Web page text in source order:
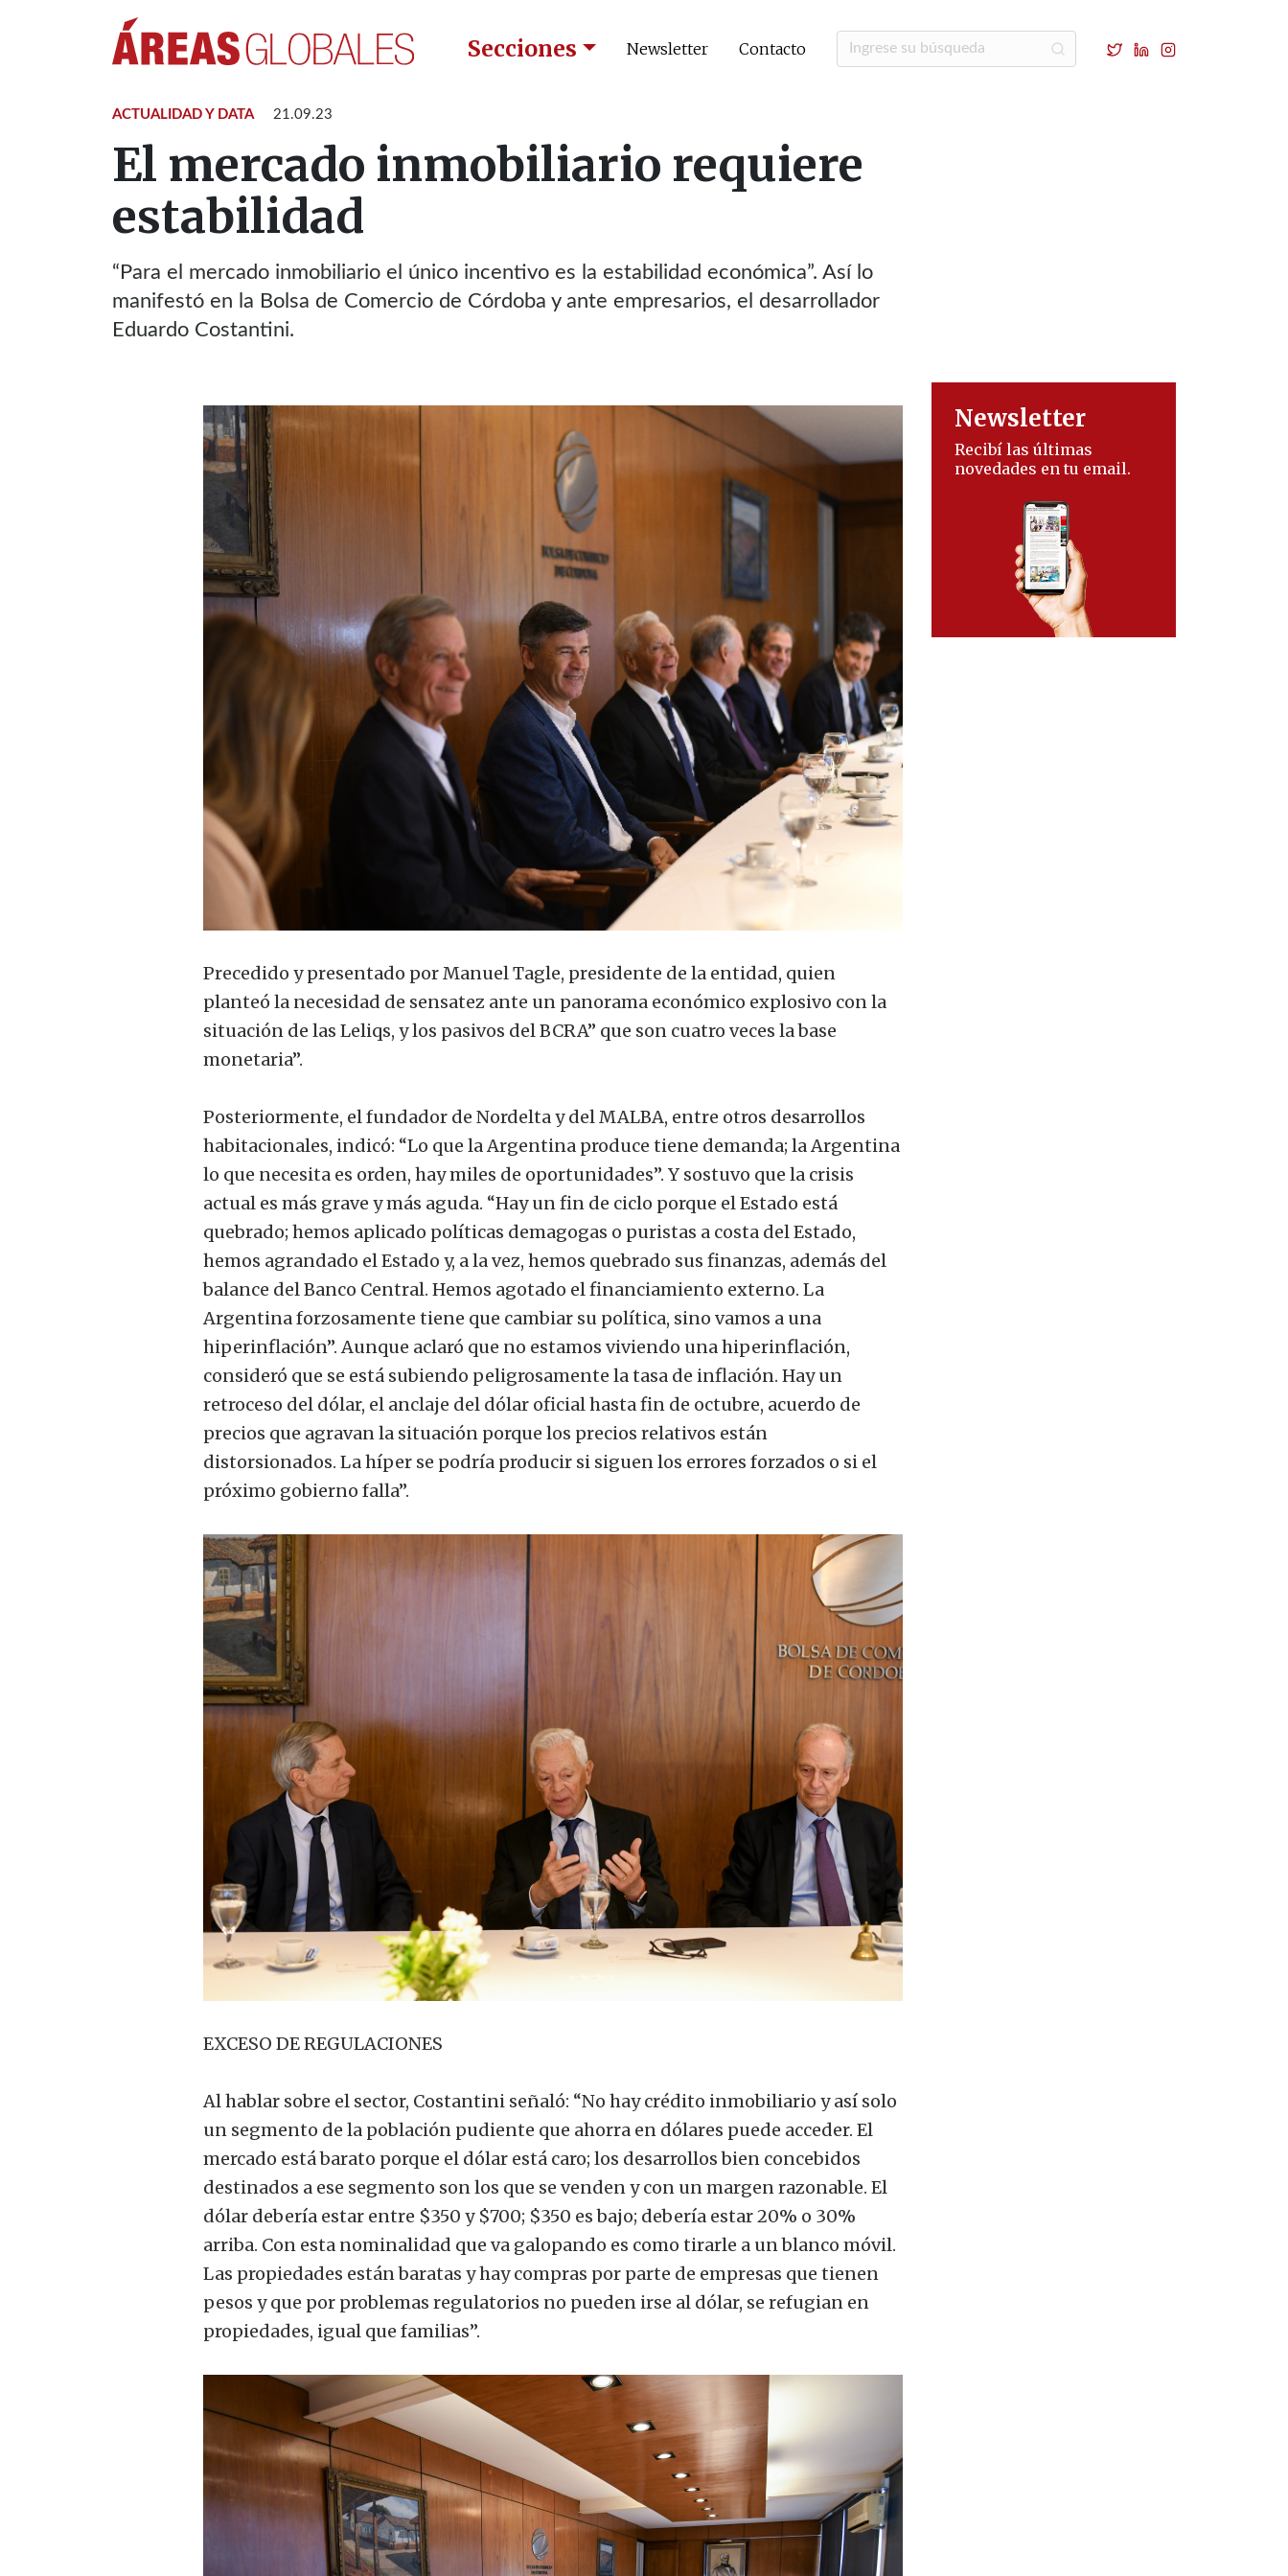
Secciones Newsletter Contacto
ACTUALIDAD Y DATA 21.09.23
El mercado inmobiliario requiere
estabilidad
“Para el mercado inmobiliario el único incentivo es la estabilidad económica”. Así lo
manifestó en la Bolsa de Comercio de Córdoba y ante empresarios, el desarrollador
Eduardo Costantini.
Precedido y presentado por Manuel Tagle, presidente de la entidad, quien
planteó la necesidad de sensatez ante un panorama económico explosivo con la
situación de las Leliqs, y los pasivos del BCRA” que son cuatro veces la base
monetaria”.
Posteriormente, el fundador de Nordelta y del MALBA, entre otros desarrollos
habitacionales, indicó: “Lo que la Argentina produce tiene demanda; la Argentina
lo que necesita es orden, hay miles de oportunidades”. Y sostuvo que la crisis
actual es más grave y más aguda. “Hay un fin de ciclo porque el Estado está
quebrado; hemos aplicado políticas demagogas o puristas a costa del Estado,
hemos agrandado el Estado y, a la vez, hemos quebrado sus finanzas, además del
balance del Banco Central. Hemos agotado el financiamiento externo. La
Argentina forzosamente tiene que cambiar su política, sino vamos a una
hiperinflación”. Aunque aclaró que no estamos viviendo una hiperinflación,
consideró que se está subiendo peligrosamente la tasa de inflación. Hay un
retroceso del dólar, el anclaje del dólar oficial hasta fin de octubre, acuerdo de
precios que agravan la situación porque los precios relativos están
distorsionados. La híper se podría producir si siguen los errores forzados o si el
próximo gobierno falla”.
EXCESO DE REGULACIONES
Al hablar sobre el sector, Costantini señaló: “No hay crédito inmobiliario y así solo
un segmento de la población pudiente que ahorra en dólares puede acceder. El
mercado está barato porque el dólar está caro; los desarrollos bien concebidos
destinados a ese segmento son los que se venden y con un margen razonable. El
dólar debería estar entre $350 y $700; $350 es bajo; debería estar 20% o 30%
arriba. Con esta nominalidad que va galopando es como tirarle a un blanco móvil.
Las propiedades están baratas y hay compras por parte de empresas que tienen
pesos y que por problemas regulatorios no pueden irse al dólar, se refugian en
propiedades, igual que familias”.
Newsletter
Recibí las últimas
novedades en tu email.